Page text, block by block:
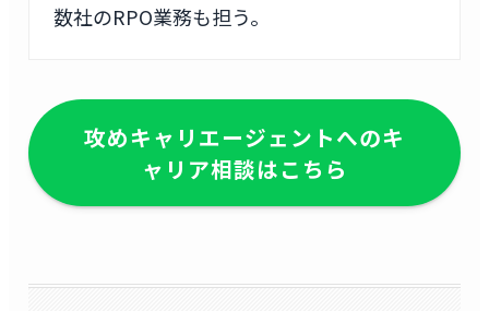
数社のRPO業務も担う。
攻めキャリエージェントへのキ
ャリア相談はこちら